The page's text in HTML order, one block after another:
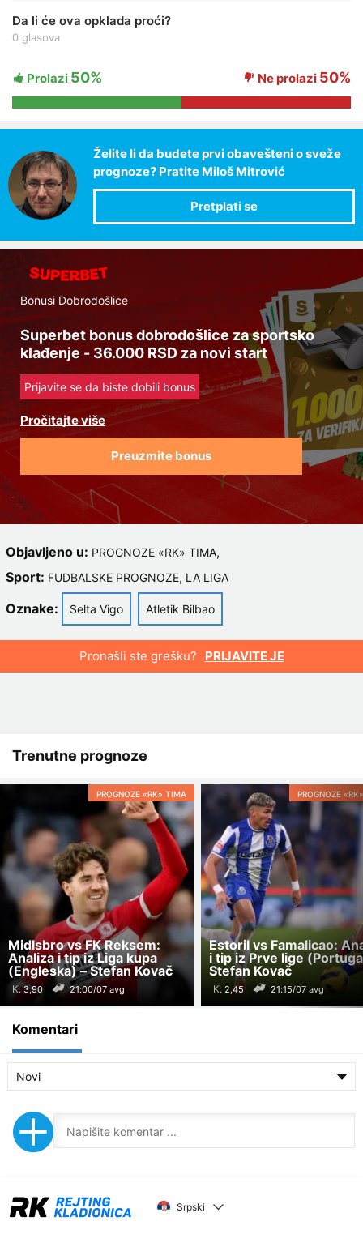
Da li će ova opklada proći?
0 glasova
Prolazi 50% Ne prolazi 50%
Želite li da budete prvi obavešteni o sveže
prognoze? Pratite Miloš Mitrović
Bonusi Dobrodošlice
Superbet bonus dobrodošlice za sportsko
klađenje - 36.000 RSD za novi start
Prijavite se da biste dobili bonus
Preuzmite bonus
Objavljeno u: PROGNOZE «RK» TIMA,
Sport: FUDBALSKE PROGNOZE, LA LIGA
Oznake: Selta Vigo Atletik Bilbao
Pronašli ste grešku? PRIJAVITE JE
Trenutne prognoze
PROGNOZE «RK» TIMA
Midlsbro vs FK Reksem:
Analiza i tip iz Liga kupa
(Engleska) – Stefan Kovač
K: 21:00/07 avg
PROGNOZE
Estoril vs Famalicao:
i tip iz Prve lige
Stefan Kovač
K: 21:15/07 avg
Komentari
Novi
Srpski